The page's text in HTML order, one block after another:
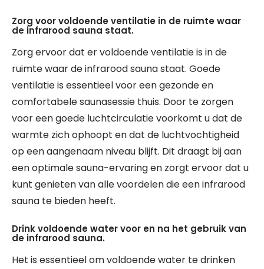
Zorg voor voldoende ventilatie in de ruimte waar
de infrarood sauna staat.
Zorg ervoor dat er voldoende ventilatie is in de
ruimte waar de infrarood sauna staat. Goede
ventilatie is essentieel voor een gezonde en
comfortabele saunasessie thuis. Door te zorgen
voor een goede luchtcirculatie voorkomt u dat de
warmte zich ophoopt en dat de luchtvochtigheid
op een aangenaam niveau blijft. Dit draagt bij aan
een optimale sauna-ervaring en zorgt ervoor dat u
kunt genieten van alle voordelen die een infrarood
sauna te bieden heeft.
Drink voldoende water voor en na het gebruik van
de infrarood sauna.
Het is essentieel om voldoende water te drinken